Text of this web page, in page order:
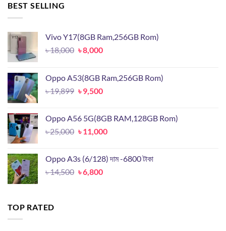
BEST SELLING
Vivo Y17(8GB Ram,256GB Rom)
৳18,000 Original
৳ 18,000.
৳8,000Current
৳ 8,000.
Oppo A53(8GB Ram,256GB Rom)
৳19,899 Original
৳ 19,899.
৳9,500Current
৳ 9,500.
Oppo A56 5G(8GB RAM,128GB Rom)
৳25,000 Original
৳ 25,000.
৳11,000Current
৳ 11,000.
Oppo A3s (6/128) দাম -6800 টাকা
৳14,500 Original
৳6,800Current
TOP RATED